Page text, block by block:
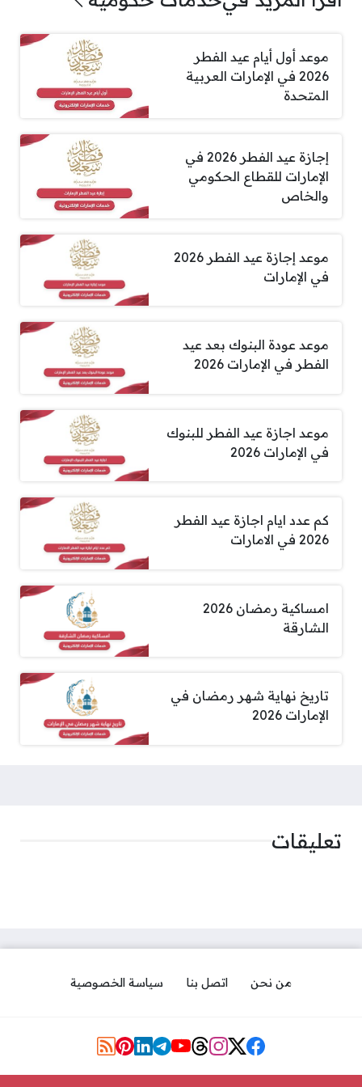
موعد أول أيام عيد الفطر
2026 في الإمارات العربية
المتحدة
إجازة عيد الفطر 2026 في
الإمارات للقطاع الحكومي
والخاص
موعد إجازة عيد الفطر 2026
في الإمارات
موعد عودة البنوك بعد عيد
الفطر في الإمارات 2026
موعد اجازة عيد الفطر للبنوك
في الإمارات 2026
كم عدد ايام اجازة عيد الفطر
2026 في الامارات
امساكية رمضان 2026
الشارقة
تاريخ نهاية شهر رمضان في
الإمارات 2026
تعليقات
من نحن اتصل بنا سياسة الخصوصية
مواقع التواصل